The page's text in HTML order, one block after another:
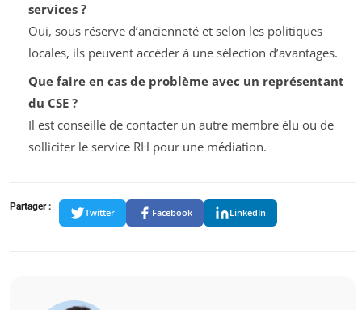
services ?
Oui, sous réserve d’ancienneté et selon les politiques
locales, ils peuvent accéder à une sélection d’avantages.
Que faire en cas de problème avec un représentant
du CSE ?
Il est conseillé de contacter un autre membre élu ou de
solliciter le service RH pour une médiation.
Partager :
Twitter Facebook LinkedIn